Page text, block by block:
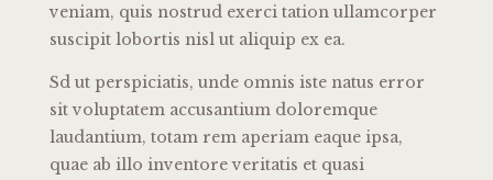
veniam, quis nostrud exerci tation ullamcorper
suscipit lobortis nisl ut aliquip ex ea.
Sd ut perspiciatis, unde omnis iste natus error
sit voluptatem accusantium doloremque
laudantium, totam rem aperiam eaque ipsa,
quae ab illo inventore veritatis et quasi